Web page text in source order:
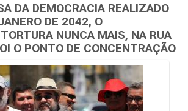
DA DEMOCRACIA REALIZADO
DE 2042, O
NUNCA MAIS, NA RUA
O PONTO DE CONCENTRAÇÃO